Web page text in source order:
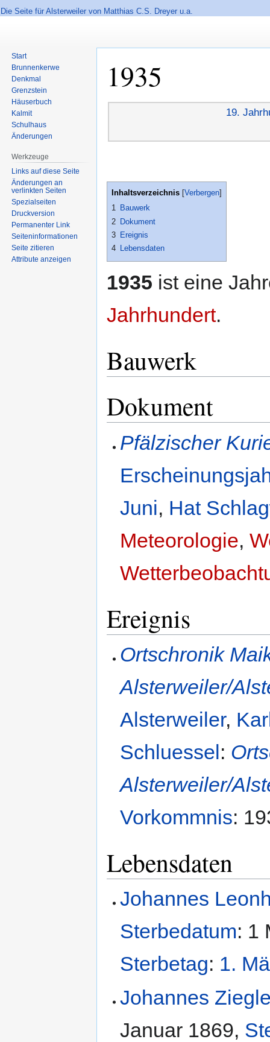
Die Seite für Alsterweiler von Matthias C.S. Dreyer u.a.
1935
19.
Inhaltsverzeichnis
1 Bauwerk
2 Dokument
3 Ereignis
4 Lebensdaten
1935 ist eine
Jahrhundert.
Bauwerk
Dokument
Pfälzischer
Juni, Hat
Meteorologie,
Ereignis
Ortschronik
Alsterweiler/
Alsterweiler,
Schluessel:
Alsterweiler/
Vorkommnis:
Lebensdaten
Johannes
Sterbedatum: 1
Sterbetag: 1.
Johannes
Januar 1869,
Start
Brunnenkerwe
Denkmal
Grenzstein
Häuserbuch
Kalmit
Schulhaus
Änderungen
Werkzeuge
Links auf diese Seite
Änderungen an
verlinkten Seiten
Spezialseiten
Druckversion
Permanenter Link
Seiten­informationen
Seite zitieren
Attribute anzeigen